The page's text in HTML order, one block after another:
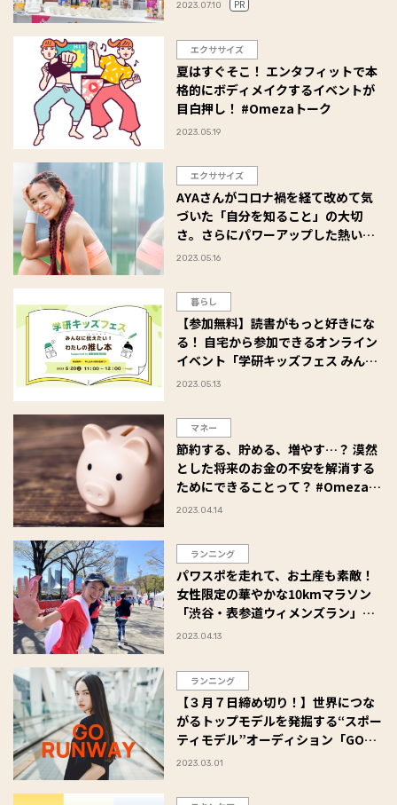
2023.07.10 PR
エクササイズ
夏はすぐそこ！ エンタフィットで本
格的にボディメイクするイベントが
目白押し！ #Omezaトーク
2023.05.19
エクササイズ
AYAさんがコロナ禍を経て改めて気
づいた「自分を知ること」の大切
さ。さらにパワーアップした熱い指
導を体験できる貴重なイベントを６
2023.05.16
暮らし
【参加無料】読書がもっと好きにな
る！ 自宅から参加できるオンライン
イベント「学研キッズフェス みんな
に伝えたい！わたしの推し本」を開
2023.05.13
マネー
節約する、貯める、増やす…？ 漠然
とした将来のお金の不安を解消する
ためにできることって？ #Omezaト
ーク
2023.04.14
ランニング
パワスポを走れて、お土産も素敵！
女性限定の華やかな10kmマラソン
「渋谷・表参道ウィメンズラン」出
走レポート！
2023.04.13
ランニング
【３月７日締め切り！】世界につな
がるトップモデルを発掘する“スポー
ティモデル”オーディション「GO
RUNWAY」を開催！
2023.03.01